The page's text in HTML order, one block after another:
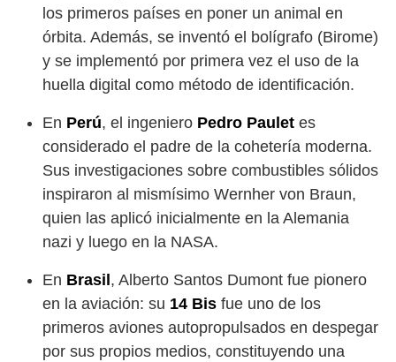
los primeros países en poner un animal en
órbita. Además, se inventó el bolígrafo (Birome)
y se implementó por primera vez el uso de la
huella digital como método de identificación.
En Perú, el ingeniero Pedro Paulet es
considerado el padre de la cohetería moderna.
Sus investigaciones sobre combustibles sólidos
inspiraron al mismísimo Wernher von Braun,
quien las aplicó inicialmente en la Alemania
nazi y luego en la NASA.
En Brasil , Alberto Santos Dumont fue pionero
en la aviación: su 14 Bis fue uno de los
primeros aviones autopropulsados en despegar
por sus propios medios, constituyendo una